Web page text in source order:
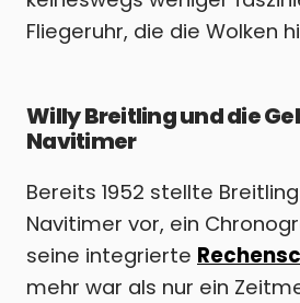
Fliegeruhr, die die Wolken
Willy Breitling und die
Navitimer
Bereits 1952 stellte
Navitimer vor, ein
seine integrierte
mehr war als nur ein